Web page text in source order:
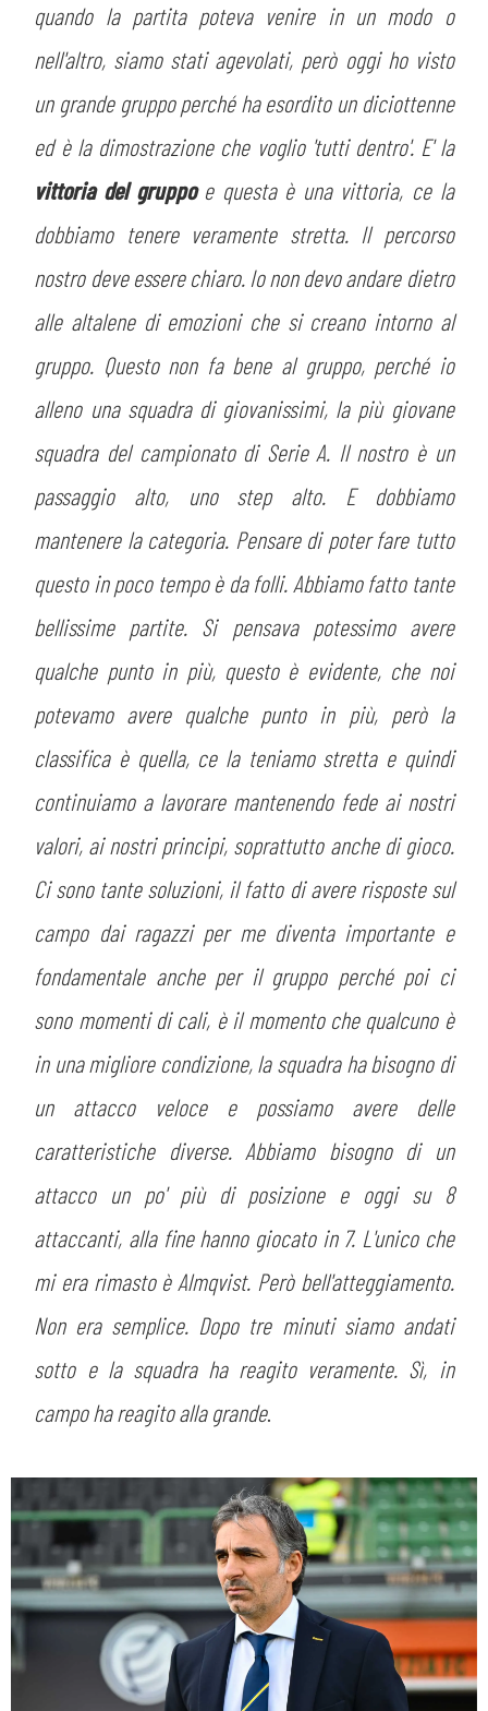
INFORMATIVA FINANZIARIA
PARTNER
MEDIA
quando la partita poteva venire in un modo o
nell'altro, siamo stati agevolati, però oggi ho visto
un grande gruppo perché ha esordito un diciottenne
ed è la dimostrazione che voglio 'tutti dentro'. E' la
vittoria del gruppoe questa è una vittoria, ce la
dobbiamo tenere veramente stretta. Il percorso
nostro deve essere chiaro. Io non devo andare dietro
alle altalene di emozioni che si creano intorno al
gruppo. Questo non fa bene al gruppo, perché io
alleno una squadra di giovanissimi, la più giovane
squadra del campionato di Serie A. Il nostro è un
passaggio alto, uno step alto. E dobbiamo
mantenere la categoria. Pensare di poter fare tutto
questo in poco tempo è da folli. Abbiamo fatto tante
bellissime partite. Si pensava potessimo avere
qualche punto in più, questo è evidente, che noi
potevamo avere qualche punto in più, però la
classifica è quella, ce la teniamo stretta e quindi
continuiamo a lavorare mantenendo fede ai nostri
valori, ai nostri principi, soprattutto anche di gioco.
Ci sono tante soluzioni, il fatto di avere risposte sul
campo dai ragazzi per me diventa importante e
fondamentale anche per il gruppo perché poi ci
sono momenti di cali, è il momento che qualcuno è
in una migliore condizione, la squadra ha bisogno di
un attacco veloce e possiamo avere delle
caratteristiche diverse. Abbiamo bisogno di un
attacco un po' più di posizione e oggi su 8
attaccanti, alla fine hanno giocato in 7. L'unico che
mi era rimasto è Almqvist. Però bell'atteggiamento.
Non era semplice. Dopo tre minuti siamo andati
sotto e la squadra ha reagito veramente. Sì, in
campo ha reagito alla grande.